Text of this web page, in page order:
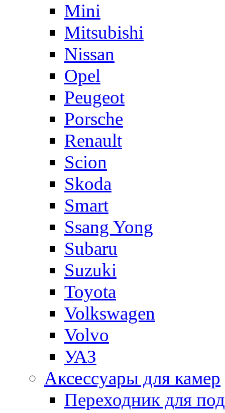
Mini
Mitsubishi
Nissan
Opel
Peugeot
Porsche
Renault
Scion
Skoda
Smart
Ssang Yong
Subaru
Suzuki
Toyota
Volkswagen
Volvo
УАЗ
Аксессуары для камер
Переходник для